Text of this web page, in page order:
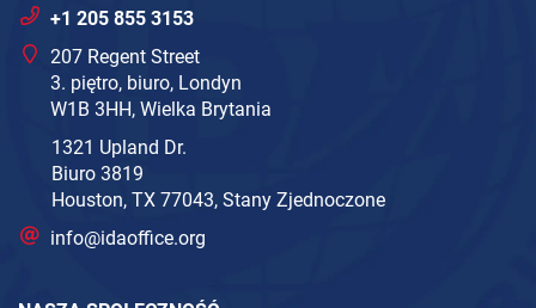
+1 205 855 3153
207 Regent Street
3. piętro, biuro, Londyn
W1B 3HH, Wielka Brytania
1321 Upland Dr.
Biuro 3819
Houston, TX 77043, Stany Zjednoczone
info@idaoffice.org